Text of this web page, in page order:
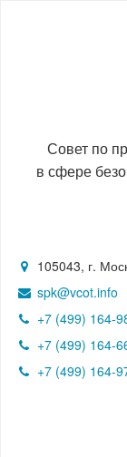
Совет по
в сфере
105043, г.
spk@vcot.info
+7 (499) 164-
+7 (499) 164-
+7 (499) 164-